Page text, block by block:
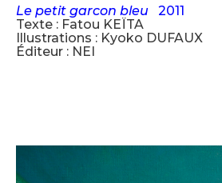
Le petit garcon bleu 2011
Texte : Fatou KEÏTA
Illustrations : Kyoko DUFAUX
Éditeur : NEI